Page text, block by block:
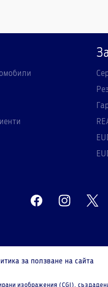
за ползване на сайта
изображения (CGI),